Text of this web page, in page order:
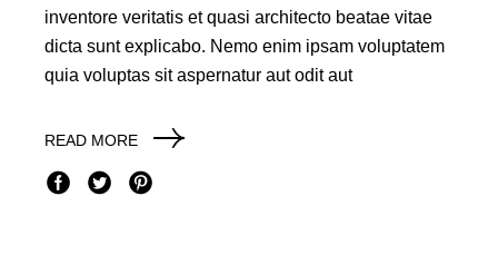
inventore veritatis et quasi architecto beatae vitae
dicta sunt explicabo. Nemo enim ipsam voluptatem
quia voluptas sit aspernatur aut odit aut
READ MORE